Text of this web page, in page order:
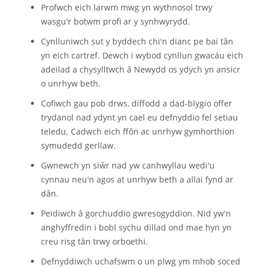
Profwch eich larwm mwg yn wythnosol trwy
wasgu'r botwm profi ar y synhwyrydd.
Cynlluniwch sut y byddech chi'n dianc pe bai tân
yn eich cartref. Dewch i wybod cynllun gwacáu eich
adeilad a chysylltwch â Newydd os ydych yn ansicr
o unrhyw beth.
Cofiwch gau pob drws, diffodd a dad-blygio offer
trydanol nad ydynt yn cael eu defnyddio fel setiau
teledu. Cadwch eich ffôn ac unrhyw gymhorthion
symudedd gerllaw.
Gwnewch yn siŵr nad yw canhwyllau wedi'u
cynnau neu'n agos at unrhyw beth a allai fynd ar
dân.
Peidiwch â gorchuddio gwresogyddion. Nid yw'n
anghyffredin i bobl sychu dillad ond mae hyn yn
creu risg tân trwy orboethi.
Defnyddiwch uchafswm o un plwg ym mhob soced